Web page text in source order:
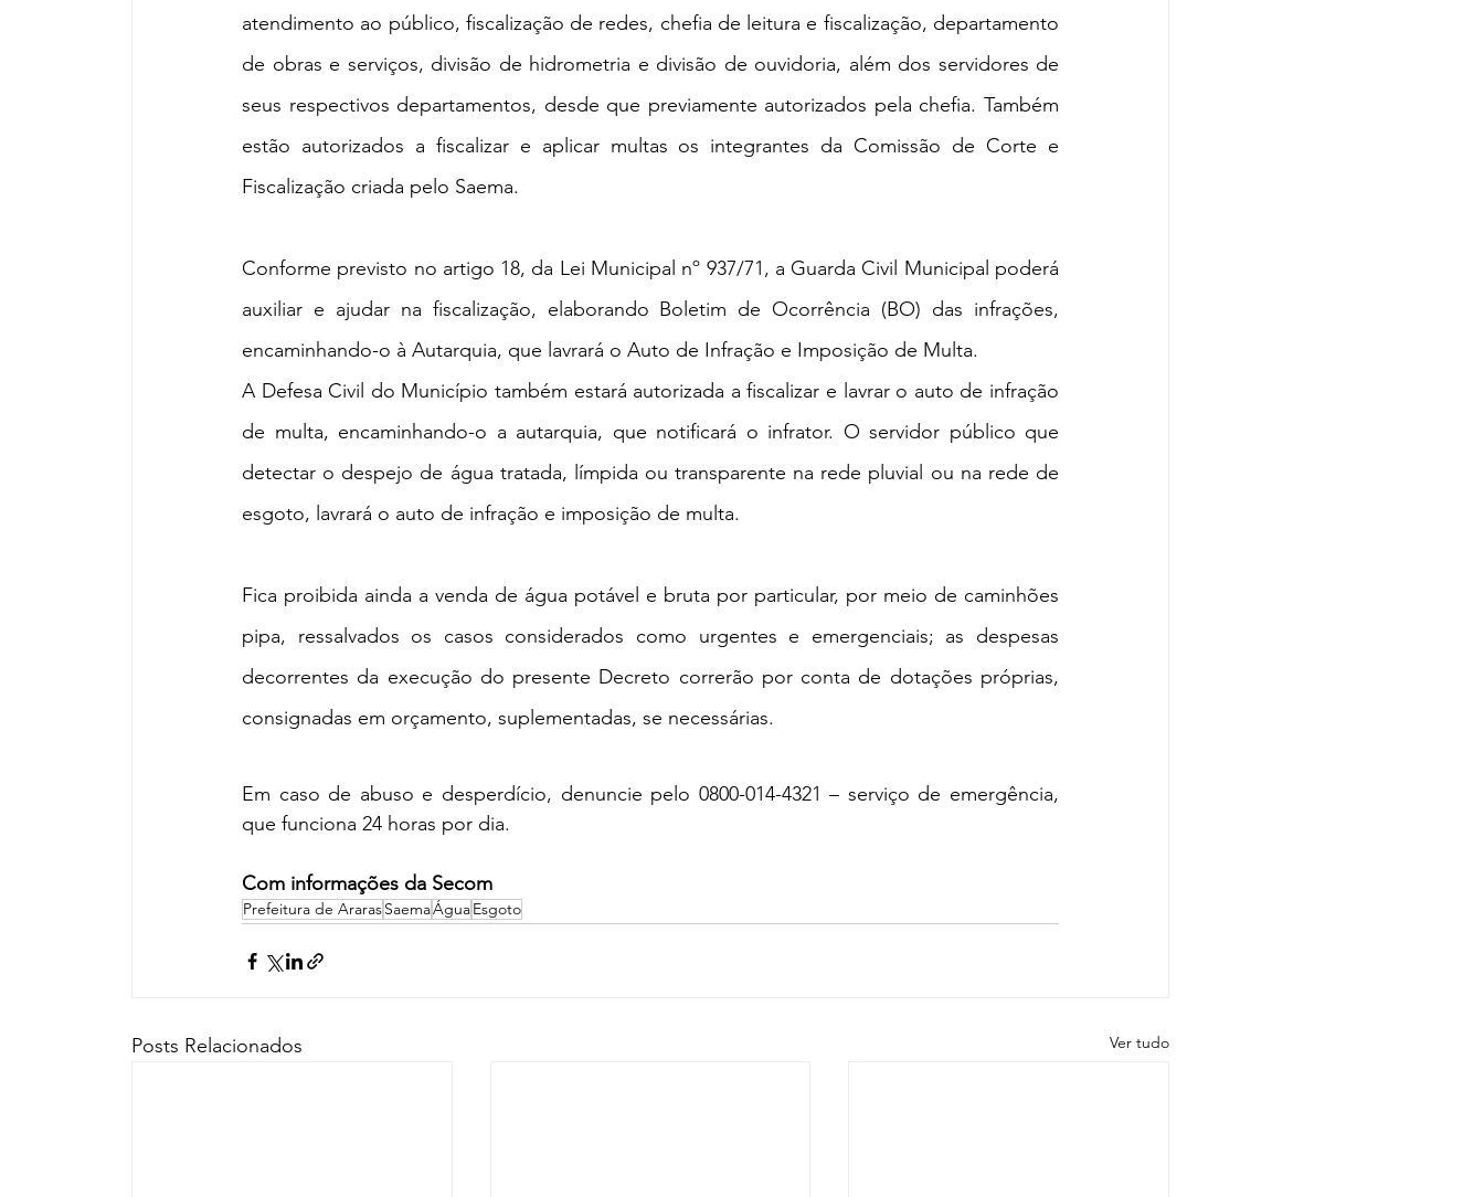
atendimento ao público, fiscalização de redes, chefia de leitura e fiscalização, departamento
de obras e serviços, divisão de hidrometria e divisão de ouvidoria, além dos servidores de
seus respectivos departamentos, desde que previamente autorizados pela chefia. Também
estão autorizados a fiscalizar e aplicar multas os integrantes da Comissão de Corte e
Fiscalização criada pelo Saema.
Conforme previsto no artigo 18, da Lei Municipal nº 937/71, a Guarda Civil Municipal poderá
auxiliar e ajudar na fiscalização, elaborando Boletim de Ocorrência (BO) das infrações,
encaminhando-o à Autarquia, que lavrará o Auto de Infração e Imposição de Multa.
A Defesa Civil do Município também estará autorizada a fiscalizar e lavrar o auto de infração
de multa, encaminhando-o a autarquia, que notificará o infrator. O servidor público que
detectar o despejo de água tratada, límpida ou transparente na rede pluvial ou na rede de
esgoto, lavrará o auto de infração e imposição de multa.
Fica proibida ainda a venda de água potável e bruta por particular, por meio de caminhões
pipa, ressalvados os casos considerados como urgentes e emergenciais; as despesas
decorrentes da execução do presente Decreto correrão por conta de dotações próprias,
consignadas em orçamento, suplementadas, se necessárias.
Em caso de abuso e desperdício, denuncie pelo 0800-014-4321 – serviço de emergência,
que funciona 24 horas por dia.
Com informações da Secom
Prefeitura de ArarasSaemaÁguaEsgoto
Posts Relacionados Ver tudo